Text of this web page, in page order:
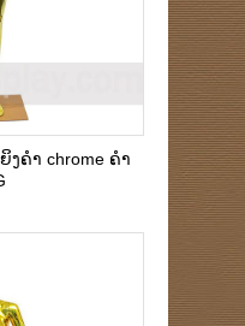
ງຄໍາ chrome ຄໍາ